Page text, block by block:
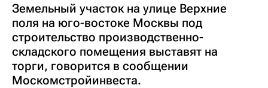
Земельный участок на улице Верхние
поля на юго-востоке Москвы под
строительство производственно-
складского помещения выставят на
торги, говорится в сообщении
Москомстройинвеста.